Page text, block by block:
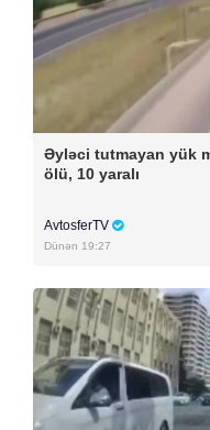
Əyləci tutmayan yük
ölü, 10 yaralı
AvtosferTV
Dünən 19:27